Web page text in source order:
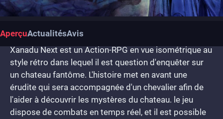
AperçuActualitésAvis
Xanadu Next est un Action-RPG en vue isométrique au
style rétro dans lequel il est question d'enquêter sur
un chateau fantôme. L'histoire met en avant une
érudite qui sera accompagnée d'un chevalier afin de
l'aider à découvrir les mystères du chateau. le jeu
dispose de combats en temps réel, et il est possible